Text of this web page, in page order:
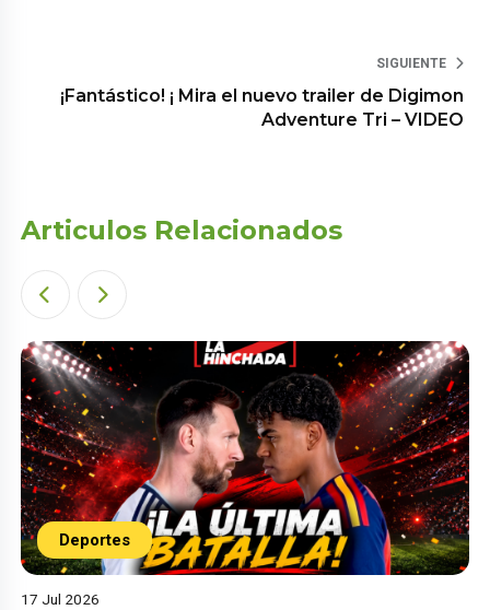
SIGUIENTE
¡Fantástico! ¡ Mira el nuevo trailer de Digimon
Adventure Tri – VIDEO
Articulos Relacionados
Deportes
17 Jul 2026